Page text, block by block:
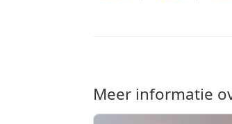
Meer informatie